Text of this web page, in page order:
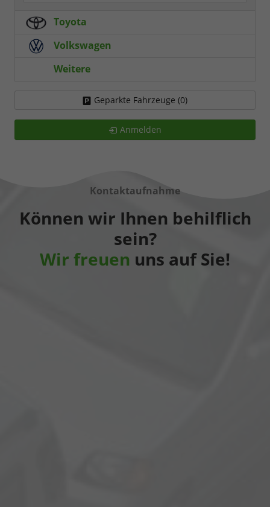
Toyota
Volkswagen
Weitere
Geparkte Fahrzeuge (0)
Anmelden
Kontaktaufnahme
Können wir Ihnen behilflich
sein?
Wir freuen uns auf Sie!